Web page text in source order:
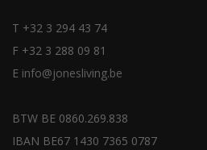
T +32 3 294 43 74
F +32 3 288 09 81
E info@jonesliving.be
BTW BE 0860.269.838
IBAN BE67 1430 7365 0787